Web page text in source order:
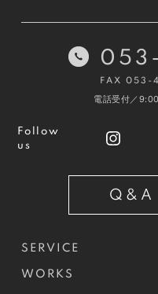
SERVICE
WORKS
FAX 053-
電話受付／
Follow
us
Q&A